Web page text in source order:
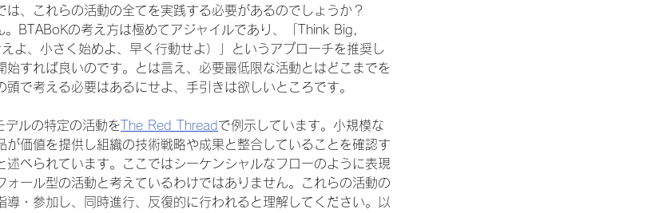
、これらの活動の全てを実践する必要があるのでしょうか？
。BTABoKの考え方は極めてアジャイルであり、「Think Big,
よ、小さく始めよ、早く行動せよ）」というアプローチを推奨し
始すれば良いのです。とは言え、必要最低限な活動とはどこまでを
で考える必要はあるにせよ、手引きは欲しいところです。
デルの特定の活動を The Red Threadで例示しています。小規模な
が価値を提供し組織の技術戦略や成果と整合していることを確認す
述べられています。ここではシーケンシャルなフローのように表現
ォール型の活動と考えているわけではありません。これらの活動の
導・参加し、同時進行、反復的に行われると理解してください。以